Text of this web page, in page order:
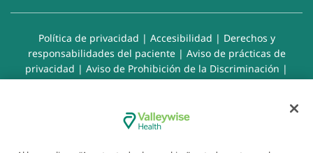
Política de privacidad | Accesibilidad | Derechos y
responsabilidades del paciente| Aviso de prácticas de
privacidad | Aviso de Prohibición de la Discriminación |
Exención de responsabilidad con respecto a sitios web